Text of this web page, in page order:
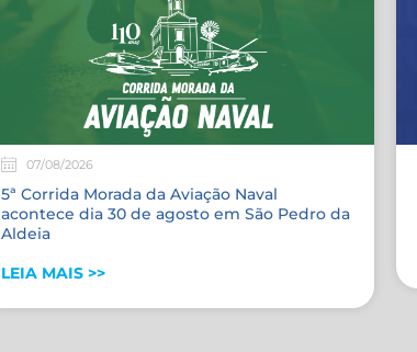
07/08/2026
5ª Corrida Morada da Aviação Naval
acontece dia 30 de agosto em São Pedro da
Aldeia
LEIA MAIS >>